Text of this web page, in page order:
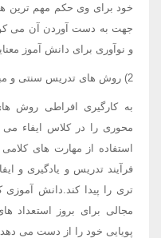
خود برای وی حکم مهم ترین
جهت به دست آوردن آن می
و نوآوری برای دانش آموز
2) روش های تدریس سنتی و مبتنی بر معلم محوری
به کارگیری افراطی روش
محوری را در کلاس ایفاء
استفاده از مهارت های
فرآیند تدریس و یادگیری و
تری را پیدا کند.دانش
مجالی برای بروز استعداد
پویایی خود را از دست می دهد.